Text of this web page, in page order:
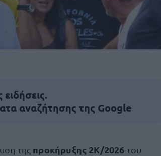
αναζήτησης της Google
της προκήρυξης 2Κ/2026 του